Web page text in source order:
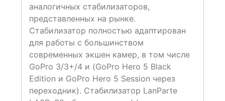
аналогичных стабилизаторов,
представленных на рынке.
Стабилизатор полностью адаптирован
для работы с большинством
современных экшен камер, в том числе
GoPro 3/3+/4 и (GoPro Hero 5 Black
Edition и GoPro Hero 5 Session через
переходник). Стабилизатор LanParte